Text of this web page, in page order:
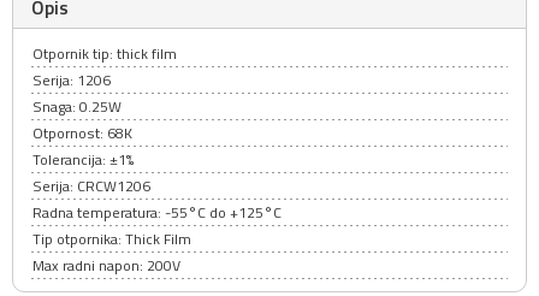
Opis
Otpornik tip: thick film
Serija: 1206
Snaga: 0.25W
Otpornost: 68K
Tolerancija: ±1%
Serija: CRCW1206
Radna temperatura: -55°C do +125°C
Tip otpornika: Thick Film
Max radni napon: 200V